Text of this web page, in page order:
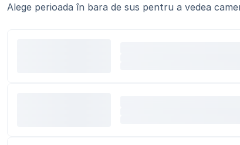
Alege perioada în bara de sus pentru a vedea